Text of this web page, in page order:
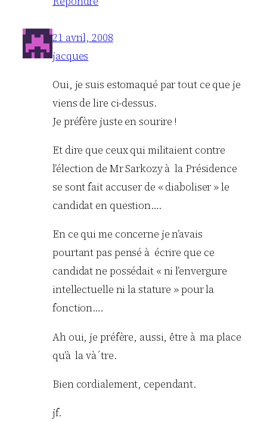
21 avril, 2008
jacques
Oui, je suis estomaqué par tout ce que je
viens de lire ci-dessus.
Je préfère juste en sourire !
Et dire que ceux qui militaient contre
l’élection de Mr Sarkozy à la Présidence
se sont fait accuser de « diaboliser » le
candidat en question….
En ce qui me concerne je n’avais
pourtant pas pensé à écrire que ce
candidat ne possédait « ni l’envergure
intellectuelle ni la stature » pour la
fonction….
Ah oui, je préfère, aussi, être à ma place
qu’à la và´tre.
Bien cordialement, cependant.
jf.